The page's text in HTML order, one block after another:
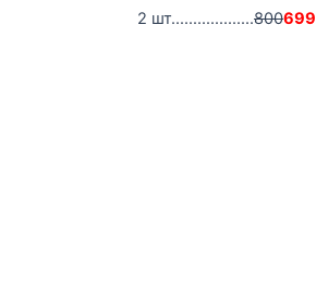
2 шт...................800699